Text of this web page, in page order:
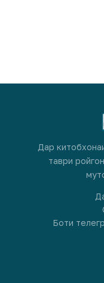
Дар
таври
Боти